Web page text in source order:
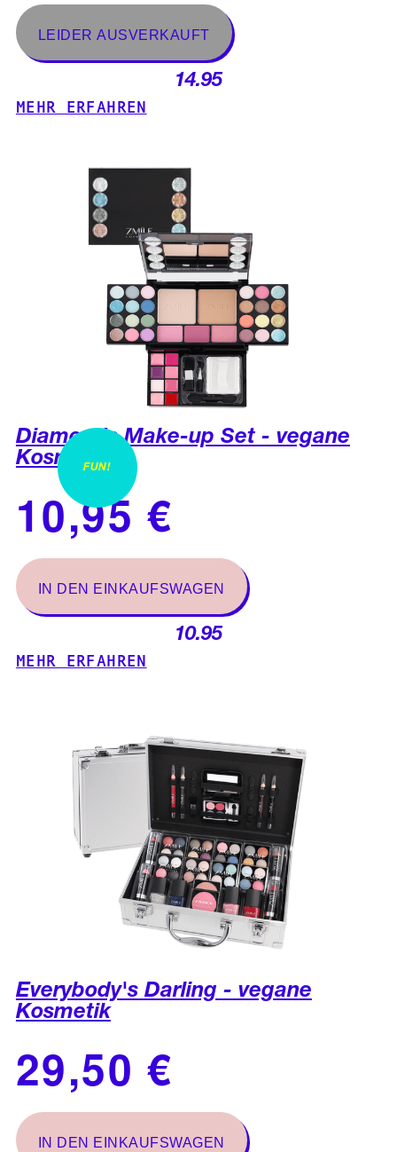
14.95
MEHR ERFAHREN
FUN!
Diamonds Make-up Set - vegane
Kosmetik
10.95
MEHR ERFAHREN
Everybody's Darling - vegane
Kosmetik